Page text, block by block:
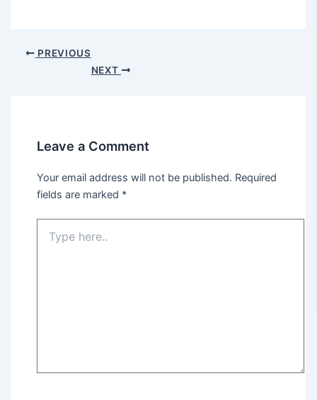
PREVIOUS
NEXT
Leave a Comment
Your email address will not be published. Required
fields are marked *
here..